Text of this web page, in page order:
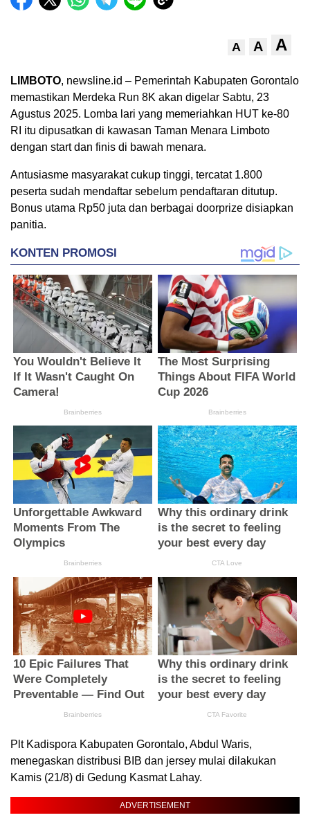
A A A
LIMBOTO, newsline.id – Pemerintah Kabupaten Gorontalo
memastikan Merdeka Run 8K akan digelar Sabtu, 23
Agustus 2025. Lomba lari yang memeriahkan HUT ke-80
RI itu dipusatkan di kawasan Taman Menara Limboto
dengan start dan finis di bawah menara.
Antusiasme masyarakat cukup tinggi, tercatat 1.800
peserta sudah mendaftar sebelum pendaftaran ditutup.
Bonus utama Rp50 juta dan berbagai doorprize disiapkan
panitia.
Plt Kadispora Kabupaten Gorontalo, Abdul Waris,
menegaskan distribusi BIB dan jersey mulai dilakukan
Kamis (21/8) di Gedung Kasmat Lahay.
ADVERTISEMENT